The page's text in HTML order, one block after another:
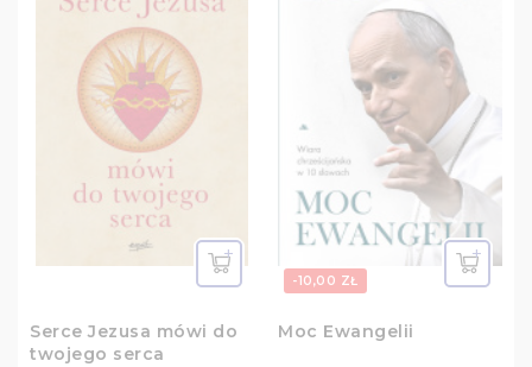
Serce Jezusa mówi do
twojego serca
-10,00 ZŁ
Moc Ewangelii